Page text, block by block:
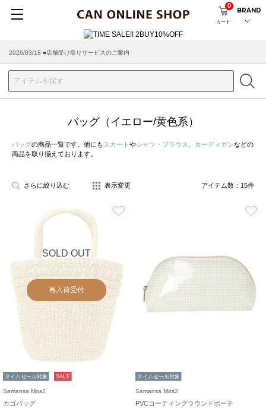
カート
0
BRAND
2026/03/18 ■店舗受け取りサービスのご案内
バッグ（イエロー/黄色系）
バッグの商品一覧です。他にも スカート やシャツ・ブラウス カーディガンなどの
商品を取り揃えております。
さらに絞り込む 表示変更 アイテム数： 15件
SOLD OUT
再入荷受付
タイムセール対象 SALE
Samansa Mos2
カゴバッグ
タイムセール対象
Samansa Mos2
PVCコーティングラウンドポーチ